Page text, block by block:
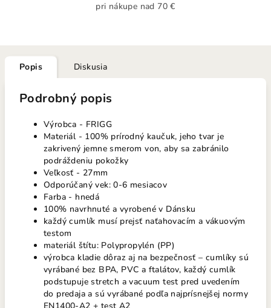
pri nákupe nad 70 €
Popis Diskusia
Podrobný popis
Výrobca - FRIGG
Materiál - 100% prírodný kaučuk, jeho tvar je
zakrivený jemne smerom von, aby sa zabránilo
podráždeniu pokožky
Veľkosť - 27mm
Odporúčaný vek: 0-6 mesiacov
Farba - hnedá
100% navrhnuté a vyrobené v Dánsku
každý cumlík musí prejsť naťahovacím a vákuovým
testom
materiál štítu: Polypropylén (PP)
výrobca kladie dôraz aj na bezpečnosť – cumlíky sú
vyrábané bez BPA, PVC a ftalátov, každý cumlík
podstupuje stretch a vacuum test pred uvedením
do predaja a sú vyrábané podľa najprísnejšej normy